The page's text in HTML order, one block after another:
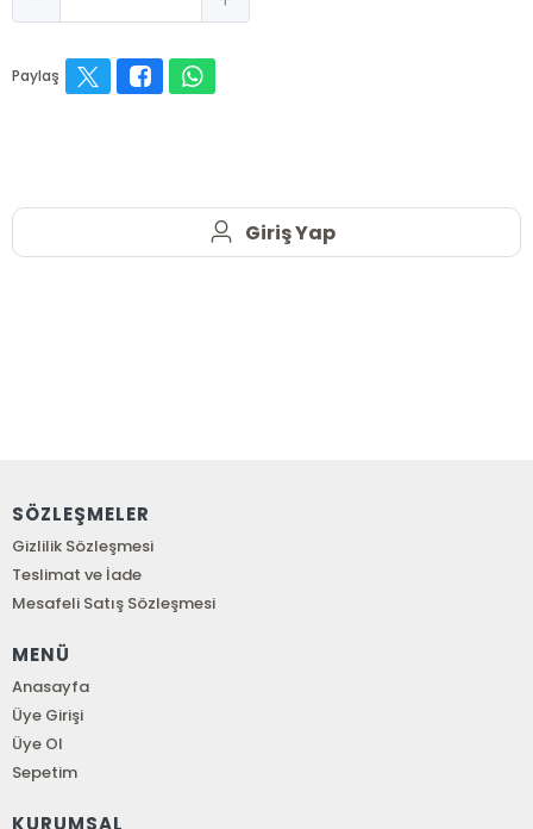
Paylaş
Giriş Yap
SÖZLEŞMELER
Gizlilik Sözleşmesi
Teslimat ve İade
Mesafeli Satış Sözleşmesi
MENÜ
Anasayfa
Üye Girişi
Üye Ol
Sepetim
KURUMSAL